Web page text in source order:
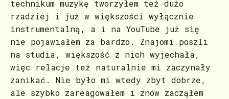
technikum muzykę tworzyłem też dużo
rzadziej i już w większości wyłącznie
instrumentalną, a i na YouTube już się
nie pojawiałem za bardzo. Znajomi poszli
na studia, większość z nich wyjechała,
więc relacje też naturalnie mi zaczynały
zanikać. Nie było mi wtedy zbyt dobrze,
ale szybko zareagowałem i znów zacząłem